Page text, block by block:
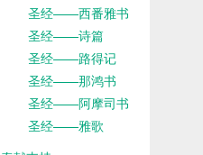
圣经——西番雅书
圣经——诗篇
圣经——路得记
圣经——那鸿书
圣经——阿摩司书
圣经——雅歌